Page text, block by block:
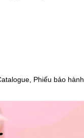
Phiếu bảo hành